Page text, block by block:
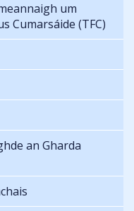
um
Cumarsáide (TFC)
an Gharda